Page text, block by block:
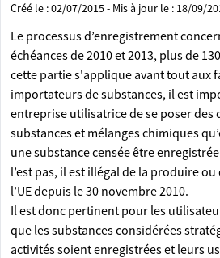
Créé le : 02/07/2015 - Mis à jour le : 18/09/
Le processus d’enregistrement
échéances de 2010 et 2013, plus de
cette partie s'applique avant tout aux
importateurs de substances, il est
entreprise utilisatrice de se poser des
substances et mélanges chimiques
une substance censée être
l’est pas, il est illégal de la produire
l’UE depuis le 30 novembre 2010.
Il est donc pertinent pour les
que les substances considérées
activités soient enregistrées et leurs